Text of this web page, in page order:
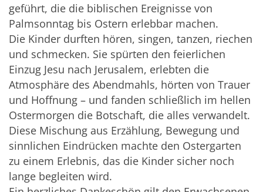
geführt, die die biblischen Ereignisse von
Palmsonntag bis Ostern erlebbar machen.
Die Kinder durften hören, singen, tanzen, riechen
und schmecken. Sie spürten den feierlichen
Einzug Jesu nach Jerusalem, erlebten die
Atmosphäre des Abendmahls, hörten von Trauer
und Hoffnung – und fanden schließlich im hellen
Ostermorgen die Botschaft, die alles verwandelt.
Diese Mischung aus Erzählung, Bewegung und
sinnlichen Eindrücken machte den Ostergarten
zu einem Erlebnis, das die Kinder sicher noch
lange begleiten wird.